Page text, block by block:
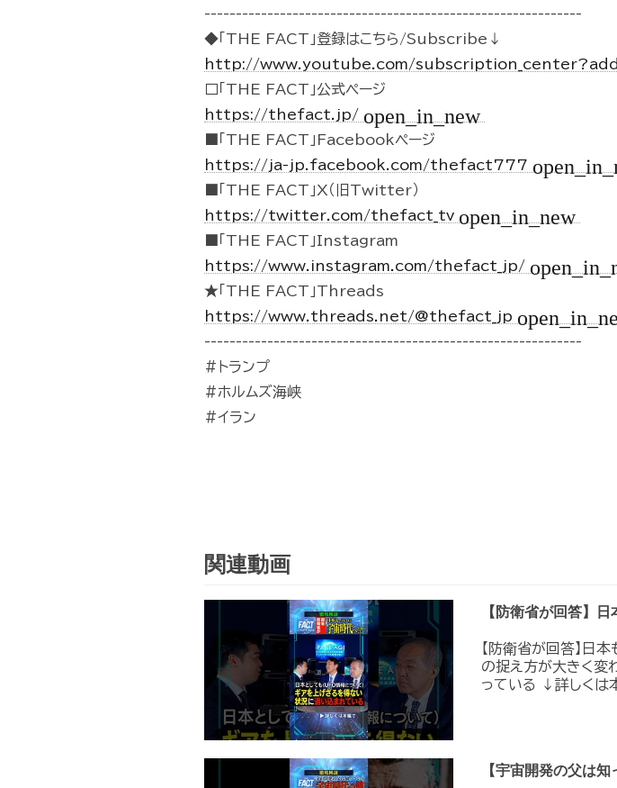
------------------------------------------------------------
◆「THE FACT」登録はこちら/Subscribe↓
http://www.youtube.com/
□「THE FACT」公式ページ
https://thefact.jp/ open_in_new
■「THE FACT」Facebookページ
https://ja-jp.facebook.com/thefact777
■「THE FACT」X（旧Twitter）
https://twitter.com/thefact_tv open_in_new
■「THE FACT」Instagram
https://www.instagram.com/thefact_jp/
★「THE FACT」Threads
https://www.threads.net/@thefact_jp
------------------------------------------------------------
#トランプ
#ホルムズ海峡
#イラン
関連動画
【防衛省が回答】
【防衛省が回答】日
の捉え方が大きく変
っている ↓詳しく
【宇宙開発の父は